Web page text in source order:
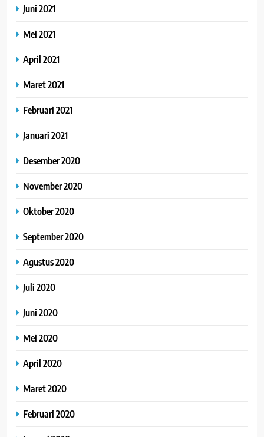
Juni 2021
Mei 2021
April 2021
Maret 2021
Februari 2021
Januari 2021
Desember 2020
November 2020
Oktober 2020
September 2020
Agustus 2020
Juli 2020
Juni 2020
Mei 2020
April 2020
Maret 2020
Februari 2020